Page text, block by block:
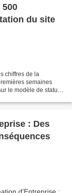
du site
chiffres de la
semaines
le modèle de statut
: Des